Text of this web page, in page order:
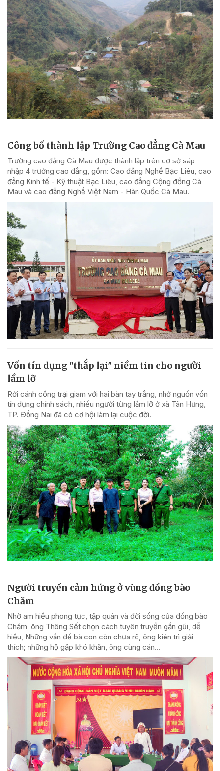
Công bố thành lập Trường Cao đẳng Cà Mau
Trường cao đẳng Cà Mau được thành lập trên cơ sở sáp
nhập 4 trường cao đẳng, gồm: Cao đẳng Nghề Bạc Liêu, cao
đẳng Kinh tế - Kỹ thuật Bạc Liêu, cao đẳng Cộng đồng Cà
Mau và cao đẳng Nghề Việt Nam - Hàn Quốc Cà Mau.
Vốn tín dụng "thắp lại" niềm tin cho người
lầm lỡ
Rời cánh cổng trại giam với hai bàn tay trắng, nhờ nguồn vốn
tín dụng chính sách, nhiều người từng lầm lỡ ở xã Tân Hưng,
TP. Đồng Nai đã có cơ hội làm lại cuộc đời.
Người truyền cảm hứng ở vùng đồng bào
Chăm
Nhờ am hiểu phong tục, tập quán và đời sống của đồng bào
Chăm, ông Thông Sết chọn cách tuyên truyền gần gũi, dễ
hiểu, Những vấn đề bà con còn chưa rõ, ông kiên trì giải
thích; những hộ gặp khó khăn, ông cùng cán...